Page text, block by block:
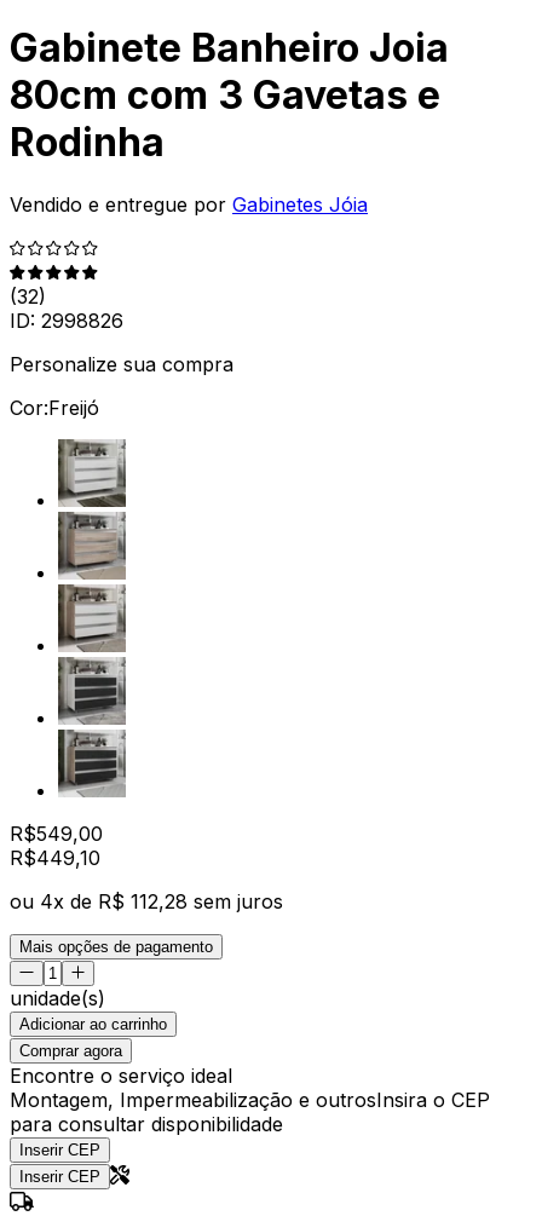
Gabinete Banheiro Joia
80cm com 3 Gavetas e
Rodinha
Vendido e entregue por Gabinetes Jóia
(32)
ID: 2998826
Personalize sua compra
Cor:Freijó
R$549,00
R$449,10
ou 4x de R$ 112,28 sem juros
Mais opções de pagamento
unidade(s)
Adicionar ao carrinho
Comprar agora
Encontre o serviço ideal
Montagem, Impermeabilização e outrosInsira o CEP
para consultar disponibilidade
Inserir CEP
Inserir CEP